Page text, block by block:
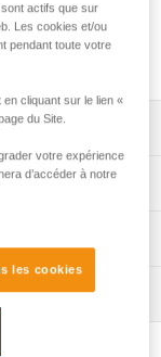
des
un
: la forme
dans toutes
S-RING-L-1
RING M
actifs que sur
Les cookies et/ou
pendant toute votre
cliquant sur le lien «
du Site.
votre expérience
d’accéder à notre
les cookies